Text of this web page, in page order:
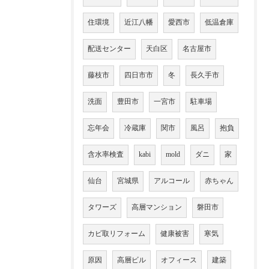
住環境 近江八幡 愛西市 低温倉庫
配送センター 天白区 名古屋市
藤枝市 四日市市 冬 長久手市
洗面 豊田市 一宮市 駐車場
忘年会 冷蔵庫 関市 風呂 抱負
含水率検査 kabi mold ダニ 家
仙台 宮城県 アルコール 赤ちゃん
タワーズ 高層マンション 磐田市
カビ取リフォーム 健康被害 寒気
原因 高層ビル オフィース 建築